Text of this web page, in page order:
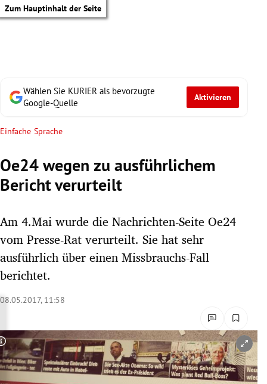
Zum Hauptinhalt der Seite
Untermenü
Untermenü
Untermenü
Untermenü
Untermenü
Wählen Sie KURIER als bevorzugte
Google-Quelle
Aktivieren
Einfache Sprache
Oe24 wegen zu ausführlichem
Bericht verurteilt
Am 4.Mai wurde die Nachrichten-Seite Oe24
vom Presse-Rat verurteilt. Sie hat sehr
ausführlich über einen Missbrauchs-Fall
berichtet.
08.05.2017, 11:58
Copyright-Hinweis öffnen/schließen